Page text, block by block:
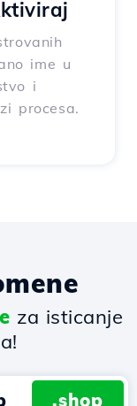
ime u
i
procesa.
za isticanje
.shop